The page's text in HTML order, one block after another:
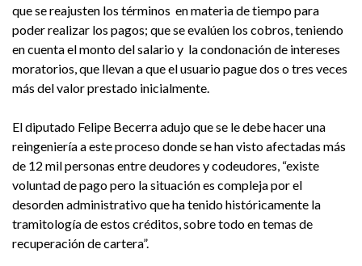
que se reajusten los términos en materia de tiempo para
poder realizar los pagos; que se evalúen los cobros, teniendo
en cuenta el monto del salario y la condonación de intereses
moratorios, que llevan a que el usuario pague dos o tres veces
más del valor prestado inicialmente.
El diputado Felipe Becerra adujo que se le debe hacer una
reingeniería a este proceso donde se han visto afectadas más
de 12 mil personas entre deudores y codeudores, “existe
voluntad de pago pero la situación es compleja por el
desorden administrativo que ha tenido históricamente la
tramitología de estos créditos, sobre todo en temas de
recuperación de cartera”.